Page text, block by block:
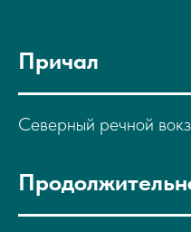
Причал
Северный речной